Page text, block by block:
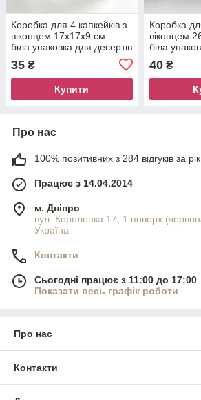
Коробка для 4 капкейків з
віконцем 17х17х9 см —
біла упаковка для десертів
35 ₴
Купити
Коробка
віконцем
біла
40₴
Про нас
100% позитивних з 284 відгуків за рік
Працює з 14.04.2014
м. Дніпро
вул. Короленка 17, 1 поверх
Україна
Контакти
Сьогодні працює з 11:00 до 17:00
Показати весь графік роботи
Про нас
Контакти